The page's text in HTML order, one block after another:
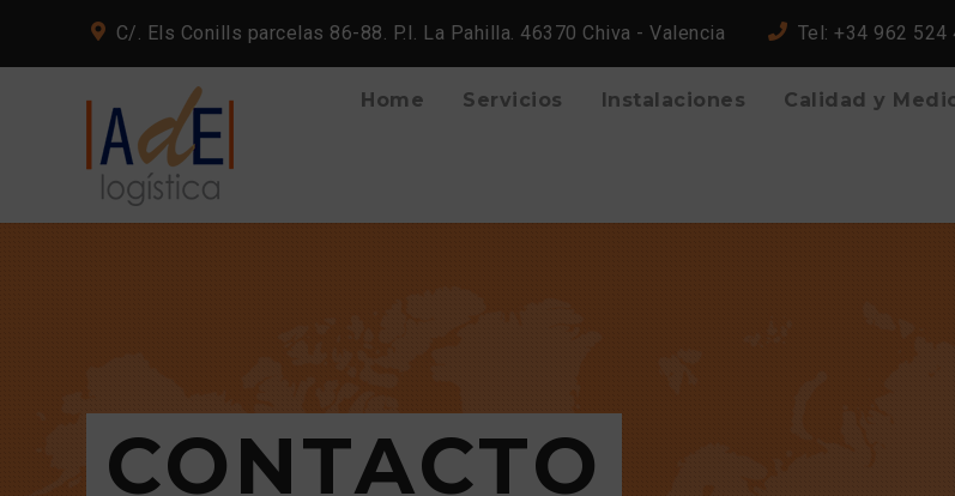
C/. Els Conills parcelas 86-88. P.I. La Pahilla. 46370 Chiva - Valencia Tel: +34 962 524
Home Servicios Instalaciones Calidad y
CONTACTO